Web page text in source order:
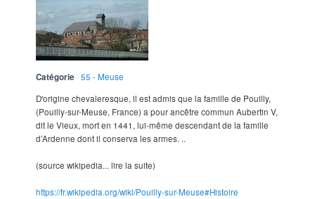
Catégorie
55 - Meuse
D'origine chevaleresque, il est admis que la famille de Pouilly,
(Pouilly-sur-Meuse, France) a pour ancêtre commun Aubertin V,
dit le Vieux, mort en 1441, lui-même descendant de la famille
d’Ardenne dont il conserva les armes. ..
(source wikipedia... lire la suite)
https://fr.wikipedia.org/wiki/Pouilly-sur-Meuse#Histoire